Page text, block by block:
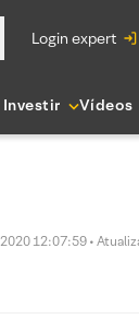
login expert
Investir Vídeos
12:07:59 •